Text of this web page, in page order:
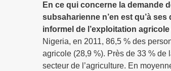
En ce qui concerne la demande
subsaharienne n’en est qu’à
informel de l’exploitation
Nigeria, en 2011, 86,5 % des
agricole (28,9 %). Près de 33 % de
secteur de l’agriculture. En